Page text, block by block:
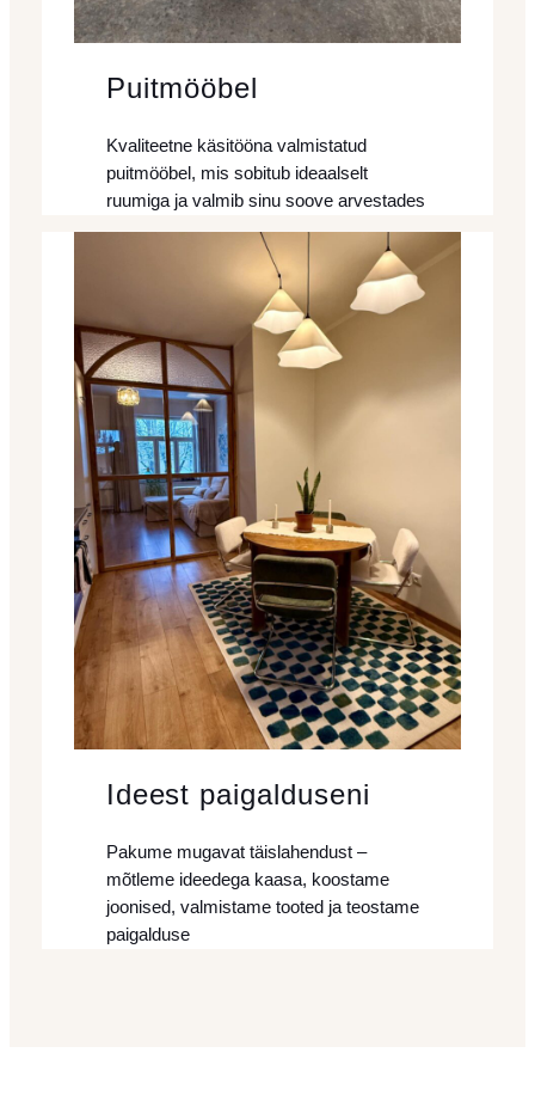
Puitmööbel
Kvaliteetne käsitööna valmistatud
puitmööbel, mis sobitub ideaalselt
ruumiga ja valmib sinu soove arvestades
Ideest paigalduseni
Pakume mugavat täislahendust –
mõtleme ideedega kaasa, koostame
joonised, valmistame tooted ja teostame
paigalduse